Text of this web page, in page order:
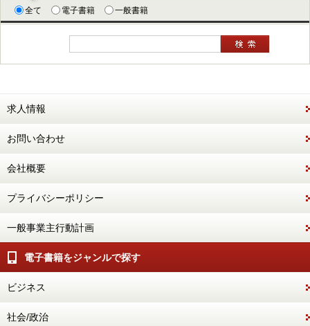
全て 電子書籍 一般書籍
求人情報
お問い合わせ
会社概要
プライバシーポリシー
一般事業主行動計画
電子書籍をジャンルで探す
ビジネス
社会/政治